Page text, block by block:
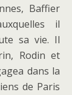
Baffier
il
sa vie. Il
Rodin et
dans la
de Paris